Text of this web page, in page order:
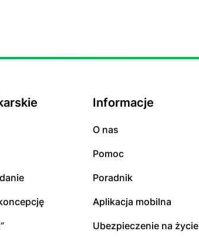
Informacje
O nas
Pomoc
Poradnik
Aplikacja mobilna
Ubezpieczenie na życie